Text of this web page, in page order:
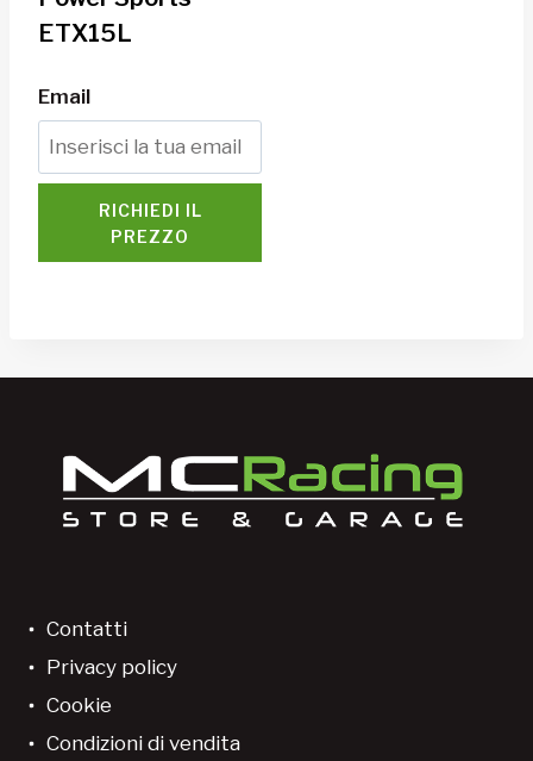
ETX15L
Email
RICHIEDI IL
PREZZO
Contatti
Privacy policy
Cookie
Condizioni di vendita